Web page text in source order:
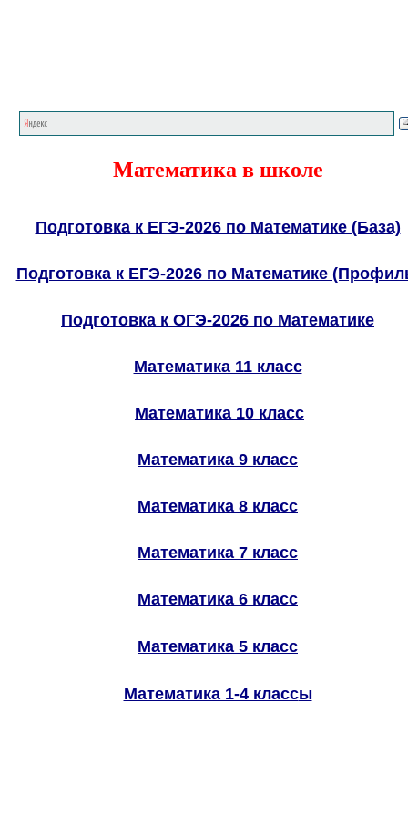
Математика в школе
Подготовка к ЕГЭ-2026 по Математике (База)
Подготовка к ЕГЭ-2026 по Математике
Подготовка к ОГЭ-2026 по Математике
Математика 11 класс
Математика 10 класс
Математика 9 класс
Математика 8 класс
Математика 7 класс
Математика 6 класс
Математика 5 класс
Математика 1-4 классы